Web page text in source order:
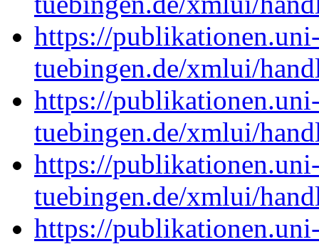
https://
tuebingen.de/xmlui/
https://
tuebingen.de/xmlui/
https://
tuebingen.de/xmlui/
https://